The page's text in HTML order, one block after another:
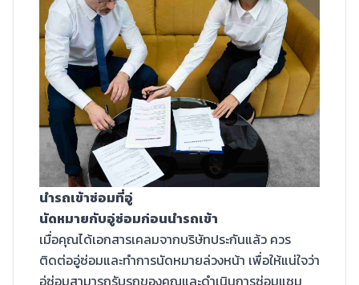
นำรถเข้าซ่อมที่อู่
นัดหมายกับอู่ซ่อมก่อนนำรถเข้า
เมื่อคุณได้เอกสารเคลมจากบริษัทประกันแล้ว ควร
ติดต่ออู่ซ่อมและทำการนัดหมายล่วงหน้า เพื่อให้แน่ใจว่า
อู่ซ่อมสามารถรับรถของคุณและดำเนินการซ่อมแซม